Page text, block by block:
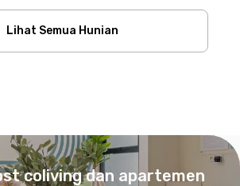
Lihat Semua Hunian
coliving dan apartemen